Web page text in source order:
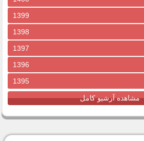
1399
1398
1397
1396
1395
مشاهده آرشیو کامل